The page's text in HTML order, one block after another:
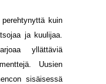
kuin
ja kuulijaa.
yllättäviä
Uusien
sisäisessä